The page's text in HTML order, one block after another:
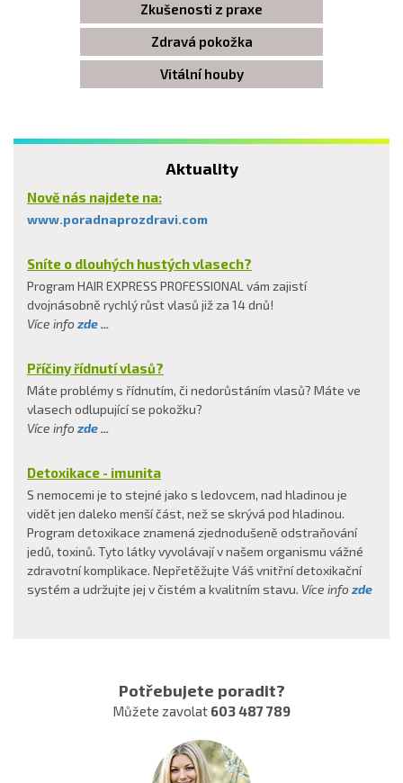
Zkušenosti z praxe
Zdravá pokožka
Vitální houby
Aktuality
Nově nás najdete na:
www.poradnaprozdravi.com
Sníte o dlouhých hustých vlasech?
Program HAIR EXPRESS PROFESSIONAL vám zajistí
dvojnásobně rychlý růst vlasů již za 14 dnů!
Více info zde...
Příčiny řídnutí vlasů?
Máte problémy s řídnutím, či nedorůstáním vlasů? Máte ve
vlasech odlupující se pokožku?
Více info zde...
Detoxikace - imunita
S nemocemi je to stejné jako s ledovcem, nad hladinou je
vidět jen daleko menší část, než se skrývá pod hladinou.
Program detoxikace znamená zjednodušeně odstraňování
jedů, toxinů. Tyto látky vyvolávají v našem organismu vážné
zdravotní komplikace. Nepřetěžujte Váš vnitřní detoxikační
systém a udržujte jej v čistém a kvalitním stavu. Více info zde
Potřebujete poradit?
Můžete zavolat 603 487 789